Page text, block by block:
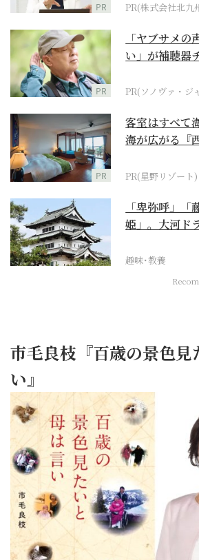
PR PR(株式会社北九
PR
「ヤブサメ
い」が補聴器
PR(ソノヴァ・ジ
PR
客室はすべて
海が広がる『
PR(星野リゾート)
「卑弥呼」
姫」。大河ド
趣味･教養
市毛良枝『百歳の景色見
い』